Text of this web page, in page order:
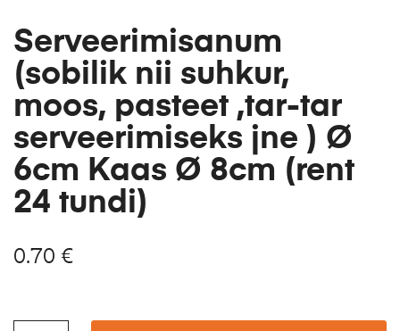
Serveerimisanum
(sobilik nii suhkur,
moos, pasteet ,tar-tar
serveerimiseks jne ) Ø
6cm Kaas Ø 8cm (rent
24 tundi)
0.70 €